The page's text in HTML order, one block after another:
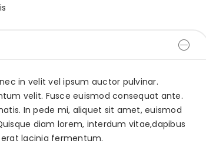
in velit vel ipsum auctor pulvinar.
velit. Fusce euismod consequat ante.
In pede mi, aliquet sit amet, euismod
diam lorem, interdum vitae,dapibus
lacinia fermentum.